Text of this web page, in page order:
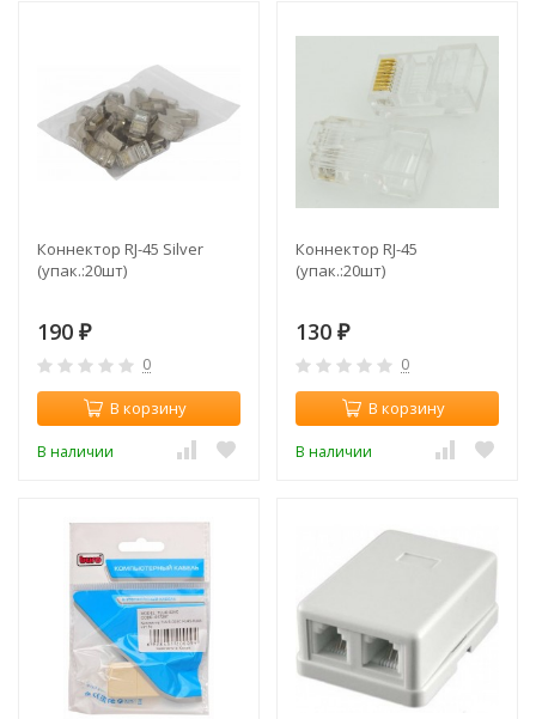
Коннектор RJ-45 Silver
(упак.:20шт)
190 ₽
0
В корзину
В наличии
Коннектор RJ-45
(упак.:20шт)
130 ₽
0
В корзину
В наличии